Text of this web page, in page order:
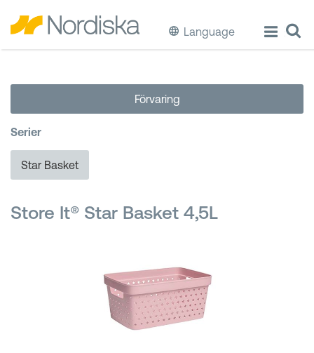
Language
Laga & Förvara mat
Diska & Städa
Förvaring
Hinkar & Tunnor
Förvaring
Serier
Star Basket
Store It® Star Basket 4,5L